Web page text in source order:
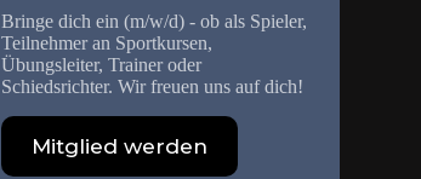
Bringe dich ein (m/w/d) - ob als Spieler,
Teilnehmer an Sportkursen,
Übungsleiter, Trainer oder
Schiedsrichter. Wir freuen uns auf dich!
Mitglied werden